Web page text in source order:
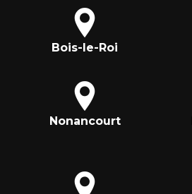
Bois-le-Roi
Nonancourt